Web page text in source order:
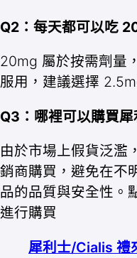
Q2：每天都可以吃
20mg 屬於按需劑量，
服用，建議選擇
Q3：哪裡可以購買犀
由於市場上假貨泛濫
銷商購買，避免在不
品的品質與安全性。
進行購買
犀利士/Cialis 禮